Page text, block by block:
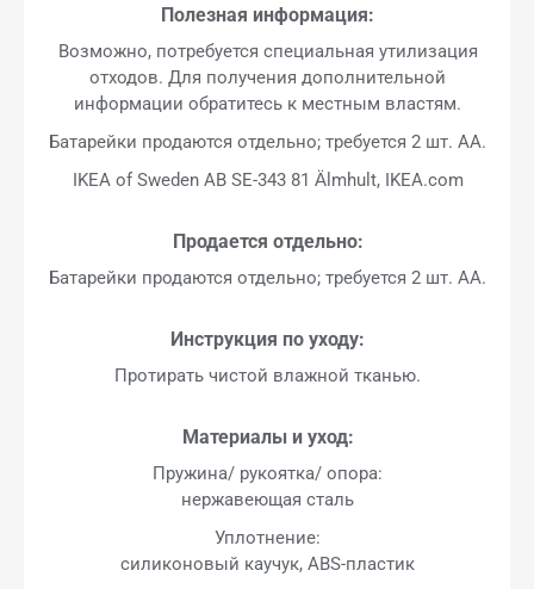
Полезная информация:
Возможно, потребуется специальная утилизация
отходов. Для получения дополнительной
информации обратитесь к местным властям.
Батарейки продаются отдельно; требуется 2 шт. AA.
IKEA of Sweden AB SE-343 81 Älmhult, IKEA.com
Продается отдельно:
Батарейки продаются отдельно; требуется 2 шт. AA.
Инструкция по уходу:
Протирать чистой влажной тканью.
Материалы и уход:
Пружина/ рукоятка/ опора:
нержавеющая сталь
Уплотнение:
силиконовый каучук, ABS-пластик